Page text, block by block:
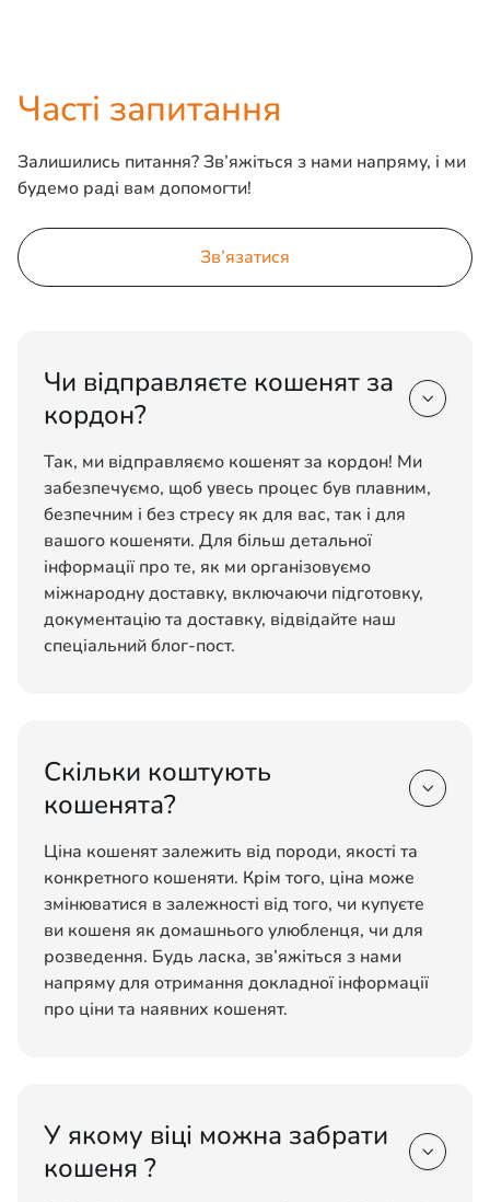
Часті запитання
Залишились питання? Зв’яжіться з нами напряму, і ми
будемо раді вам допомогти!
Зв’язатися
Чи відправляєте кошенят за
кордон?

Так, ми відправляємо кошенят за кордон! Ми
забезпечуємо, щоб увесь процес був плавним,
безпечним і без стресу як для вас, так і для
вашого кошеняти. Для більш детальної
інформації про те, як ми організовуємо
міжнародну доставку, включаючи підготовку,
документацію та доставку, відвідайте наш
спеціальний блог-пост.
Скільки коштують
кошенята?

Ціна кошенят залежить від породи, якості та
конкретного кошеняти. Крім того, ціна може
змінюватися в залежності від того, чи купуєте
ви кошеня як домашнього улюбленця, чи для
розведення. Будь ласка, зв’яжіться з нами
напряму для отримання докладної інформації
про ціни та наявних кошенят.
У якому віці можна забрати
кошеня ?
